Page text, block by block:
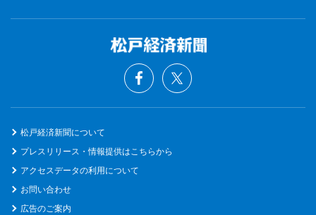
松戸経済新聞について
プレスリリース・情報提供はこちらから
アクセスデータの利用について
お問い合わせ
広告のご案内